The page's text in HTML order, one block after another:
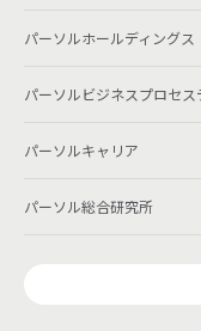
パーソルホールディングス
パーソルビジネスプロセス
パーソルキャリア
パーソル総合研究所